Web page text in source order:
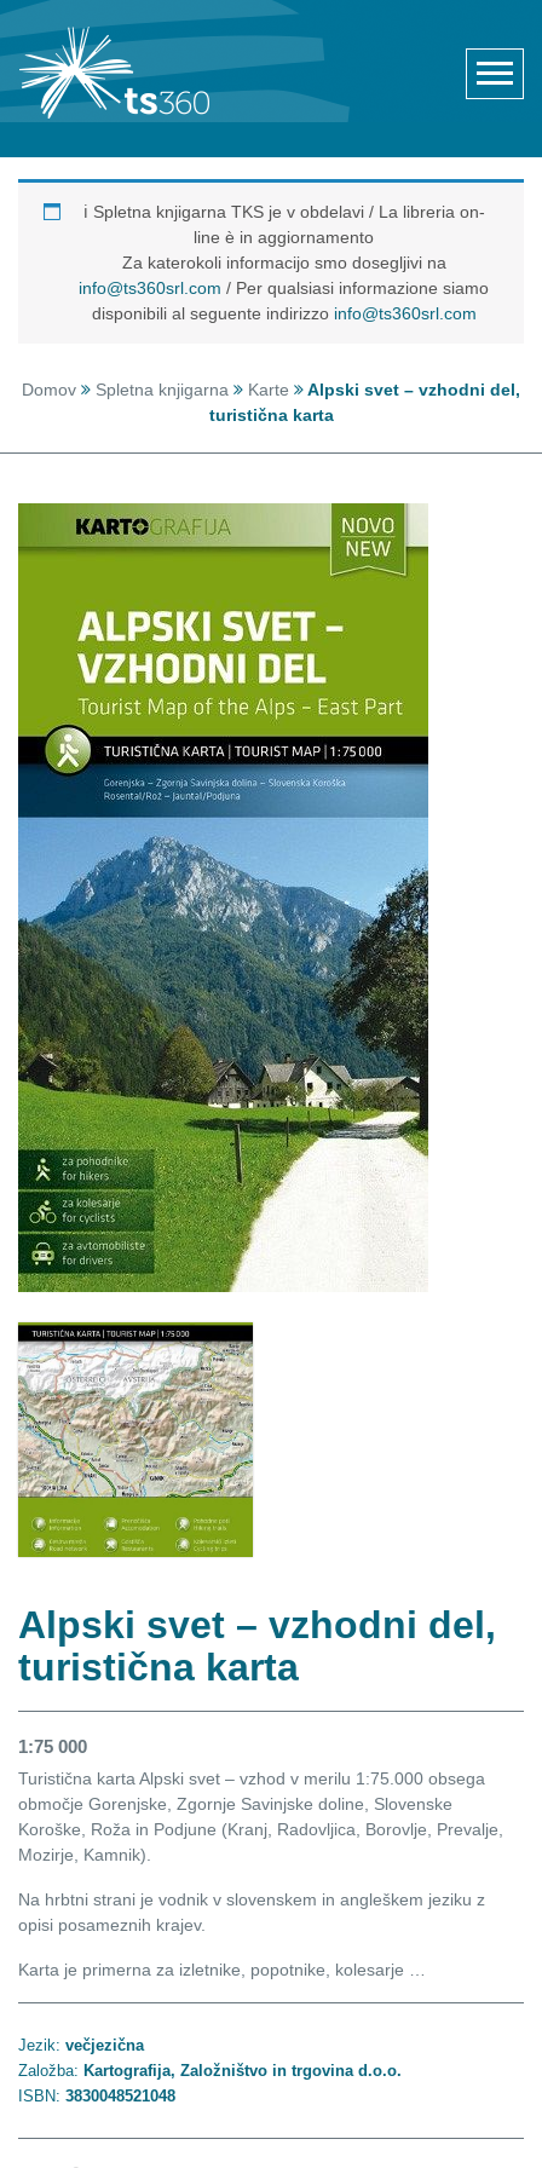
ℹ️ Spletna knjigarna TKS je v obdelavi / La libreria on-
line è in aggiornamento
Za katerokoli informacijo smo dosegljivi na
info@ts360srl.com / Per qualsiasi informazione siamo
disponibili al seguente indirizzo info@ts360srl.com
Domov Spletna knjigarna Karte
Alpski svet – vzhodni del,
turistična karta
Alpski svet – vzhodni del,
turistična karta
1:75 000
Turistična karta Alpski svet – vzhod v merilu 1:75.000 obsega
območje Gorenjske, Zgornje Savinjske doline, Slovenske
Koroške, Roža in Podjune (Kranj, Radovljica, Borovlje, Prevalje,
Mozirje, Kamnik).
Na hrbtni strani je vodnik v slovenskem in angleškem jeziku z
opisi posameznih krajev.
Karta je primerna za izletnike, popotnike, kolesarje …
Jezik: večjezična
Založba: Kartografija, Založništvo in trgovina d.o.o.
ISBN: 3830048521048